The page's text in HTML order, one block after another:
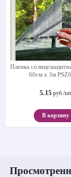
Пленка
60см х 3м
5.15 руб./шт
В корзину